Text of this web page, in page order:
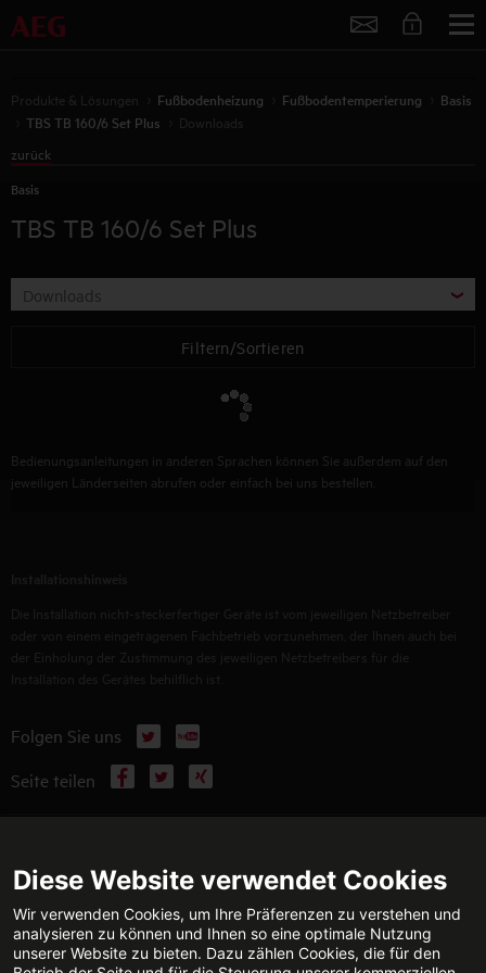
Service
Produkte & Lösungen Fußbodenheizung Fußbodentemperierung
Basis
TBS TB 160/6 Set Plus
Downloads
zurück
Basis
TBS TB 160/6 Set Plus
Downloads
Filtern/Sortieren
Bedienungsanleitungen in anderen Sprachen können Sie außerdem auf den
jeweiligen Länderseiten abrufen oder einfach bei uns bestellen.
Folgen Sie uns X
YouTube
Seite teilen
Facebook
X Xing
TECHNISCHE BERATUNG KONTAKT
Diese Website verwendet Cookies
Wir verwenden Cookies, um Ihre Präferenzen zu verstehen und
analysieren zu können und Ihnen so eine optimale Nutzung
unserer Website zu bieten. Dazu zählen Cookies, die für den